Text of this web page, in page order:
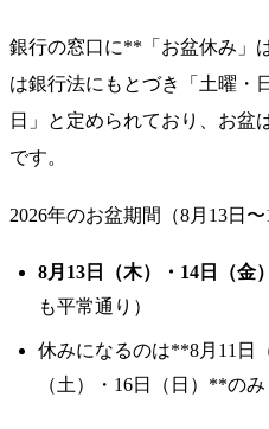
銀行の窓口に**「お盆休み」
は銀行法にもとづき「土曜・
日」と定められており、お盆
です。
2026年のお盆期間（8月13日〜
8月13日（木）・14日（金
も平常通り）
休みになるのは**8月11日
（土）・16日（日）**のみ